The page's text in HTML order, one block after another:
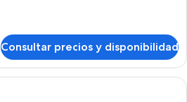
Consultar precios y disponibilidad